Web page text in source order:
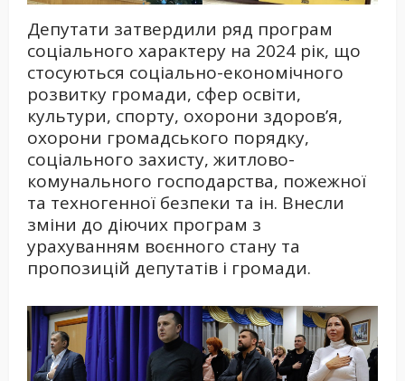
Депутати затвердили ряд програм
соціального характеру на 2024 рік, що
стосуються соціально-економічного
розвитку громади, сфер освіти,
культури, спорту, охорони здоров’я,
охорони громадського порядку,
соціального захисту, житлово-
комунального господарства, пожежної
та техногенної безпеки та ін. Внесли
зміни до діючих програм з
урахуванням воєнного стану та
пропозицій депутатів і громади.